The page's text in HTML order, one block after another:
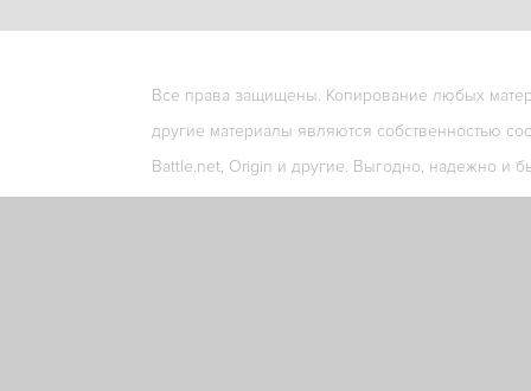
Все права защищены. Копирование любых
другие материалы являются собственностью
Battle.net, Origin и другие. Выгодно, надежно и